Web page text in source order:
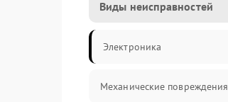
Виды неисправностей
Электроника
Механические повреждения